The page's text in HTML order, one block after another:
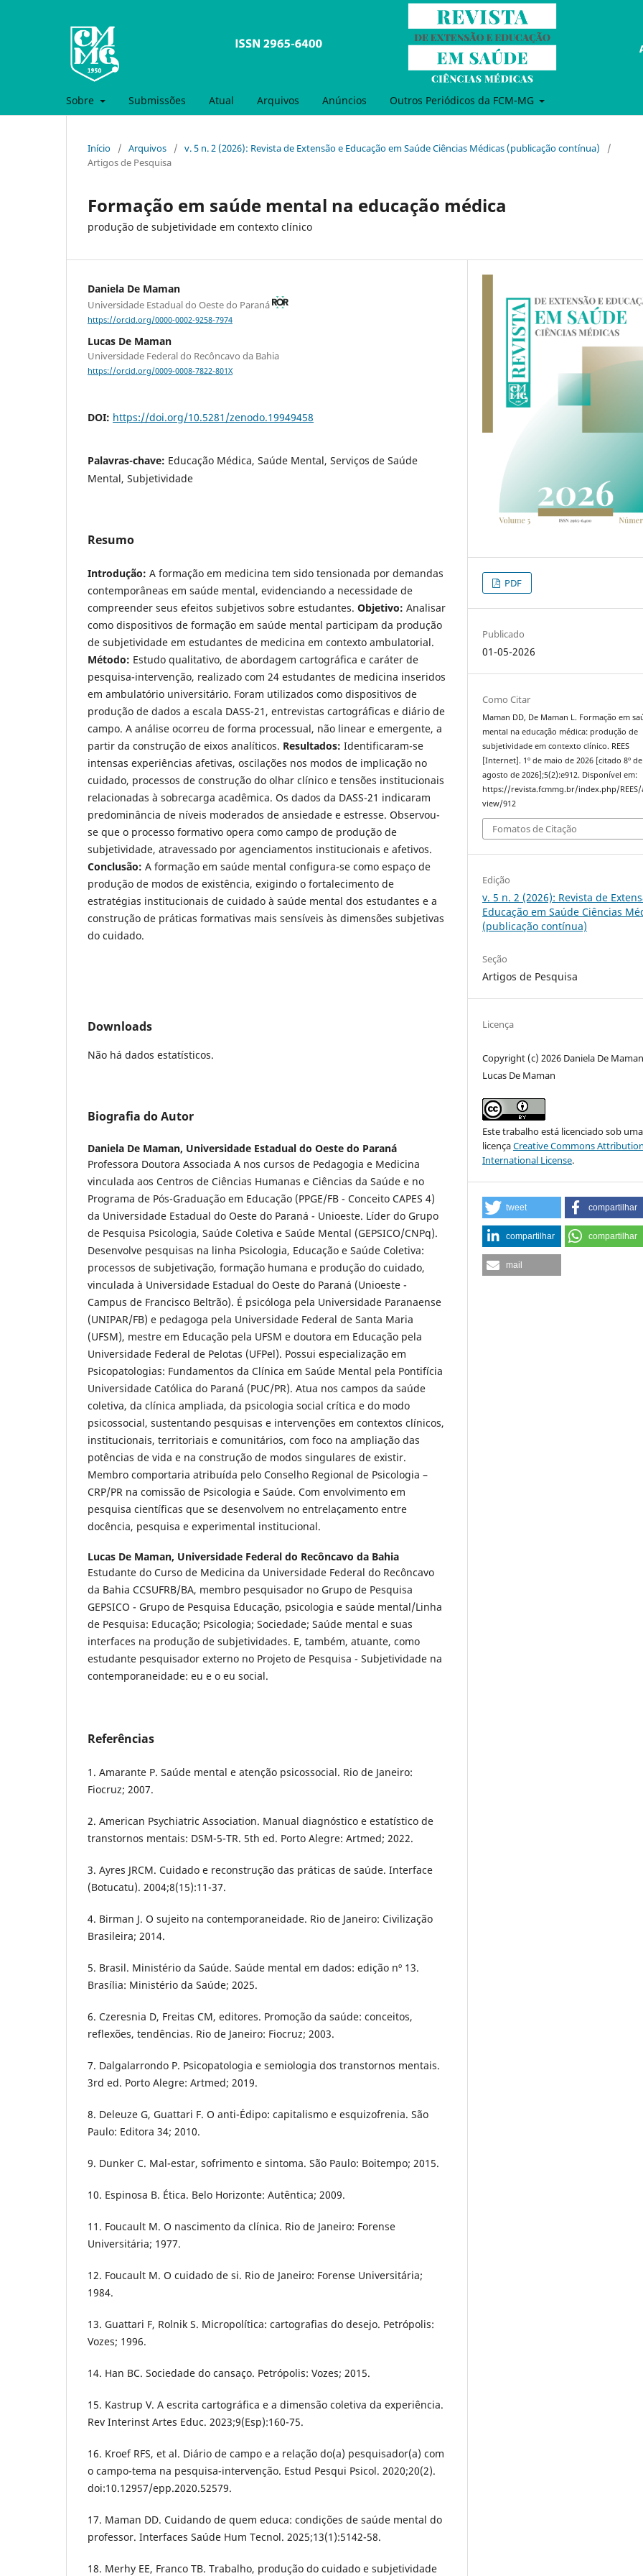
Sobre Submissões Atual Arquivos Anúncios Outros Periódicos da FCM-MG
Início / Arquivos / v. 5 n. 2 (2026): Revista de Extensão e Educação em Saúde Ciências Médicas (publicação contínua)
/
Artigos de Pesquisa
Formação em saúde mental na educação médica
produção de subjetividade em contexto clínico
Daniela De Maman
Universidade Estadual do Oeste do Paraná
https://orcid.org/0000-0002-9258-7974
Lucas De Maman
Universidade Federal do Recôncavo da Bahia
https://orcid.org/0009-0008-7822-801X
DOI: https://doi.org/10.5281/zenodo.19949458
Palavras-chave: Educação Médica, Saúde Mental, Serviços de Saúde
Mental, Subjetividade
Resumo
Introdução: A formação em medicina tem sido tensionada por demandas
contemporâneas em saúde mental, evidenciando a necessidade de
compreender seus efeitos subjetivos sobre estudantes. Objetivo: Analisar
como dispositivos de formação em saúde mental participam da produção
de subjetividade em estudantes de medicina em contexto ambulatorial.
Método: Estudo qualitativo, de abordagem cartográfica e caráter de
pesquisa-intervenção, realizado com 24 estudantes de medicina inseridos
em ambulatório universitário. Foram utilizados como dispositivos de
produção de dados a escala DASS-21, entrevistas cartográficas e diário de
campo. A análise ocorreu de forma processual, não linear e emergente, a
partir da construção de eixos analíticos. Resultados: Identificaram-se
intensas experiências afetivas, oscilações nos modos de implicação no
cuidado, processos de construção do olhar clínico e tensões institucionais
relacionadas à sobrecarga acadêmica. Os dados da DASS-21 indicaram
predominância de níveis moderados de ansiedade e estresse. Observou-
se que o processo formativo opera como campo de produção de
subjetividade, atravessado por agenciamentos institucionais e afetivos.
Conclusão: A formação em saúde mental configura-se como espaço de
produção de modos de existência, exigindo o fortalecimento de
estratégias institucionais de cuidado à saúde mental dos estudantes e a
construção de práticas formativas mais sensíveis às dimensões subjetivas
do cuidado.
Downloads
Não há dados estatísticos.
Biografia do Autor
Daniela De Maman, Universidade Estadual do Oeste do Paraná
Professora Doutora Associada A nos cursos de Pedagogia e Medicina
vinculada aos Centros de Ciências Humanas e Ciências da Saúde e no
Programa de Pós-Graduação em Educação (PPGE/FB - Conceito CAPES 4)
da Universidade Estadual do Oeste do Paraná - Unioeste. Líder do Grupo
de Pesquisa Psicologia, Saúde Coletiva e Saúde Mental (GEPSICO/CNPq).
Desenvolve pesquisas na linha Psicologia, Educação e Saúde Coletiva:
processos de subjetivação, formação humana e produção do cuidado,
vinculada à Universidade Estadual do Oeste do Paraná (Unioeste -
Campus de Francisco Beltrão). É psicóloga pela Universidade Paranaense
(UNIPAR/FB) e pedagoga pela Universidade Federal de Santa Maria
(UFSM), mestre em Educação pela UFSM e doutora em Educação pela
Universidade Federal de Pelotas (UFPel). Possui especialização em
Psicopatologias: Fundamentos da Clínica em Saúde Mental pela Pontifícia
Universidade Católica do Paraná (PUC/PR). Atua nos campos da saúde
coletiva, da clínica ampliada, da psicologia social crítica e do modo
psicossocial, sustentando pesquisas e intervenções em contextos clínicos,
institucionais, territoriais e comunitários, com foco na ampliação das
potências de vida e na construção de modos singulares de existir.
Membro comportaria atribuída pelo Conselho Regional de Psicologia –
CRP/PR na comissão de Psicologia e Saúde. Com envolvimento em
pesquisa científicas que se desenvolvem no entrelaçamento entre
docência, pesquisa e experimental institucional.
Lucas De Maman, Universidade Federal do Recôncavo da Bahia
Estudante do Curso de Medicina da Universidade Federal do Recôncavo
da Bahia CCSUFRB/BA, membro pesquisador no Grupo de Pesquisa
GEPSICO - Grupo de Pesquisa Educação, psicologia e saúde mental/Linha
de Pesquisa: Educação; Psicologia; Sociedade; Saúde mental e suas
interfaces na produção de subjetividades. E, também, atuante, como
estudante pesquisador externo no Projeto de Pesquisa - Subjetividade na
contemporaneidade: eu e o eu social.
Referências
1. Amarante P. Saúde mental e atenção psicossocial. Rio de Janeiro:
Fiocruz; 2007.
2. American Psychiatric Association. Manual diagnóstico e estatístico de
transtornos mentais: DSM-5-TR. 5th ed. Porto Alegre: Artmed; 2022.
3. Ayres JRCM. Cuidado e reconstrução das práticas de saúde. Interface
(Botucatu). 2004;8(15):11-37.
4. Birman J. O sujeito na contemporaneidade. Rio de Janeiro: Civilização
Brasileira; 2014.
5. Brasil. Ministério da Saúde. Saúde mental em dados: edição nº 13.
Brasília: Ministério da Saúde; 2025.
6. Czeresnia D, Freitas CM, editores. Promoção da saúde: conceitos,
reflexões, tendências. Rio de Janeiro: Fiocruz; 2003.
7. Dalgalarrondo P. Psicopatologia e semiologia dos transtornos mentais.
3rd ed. Porto Alegre: Artmed; 2019.
8. Deleuze G, Guattari F. O anti-Édipo: capitalismo e esquizofrenia. São
Paulo: Editora 34; 2010.
9. Dunker C. Mal-estar, sofrimento e sintoma. São Paulo: Boitempo; 2015.
10. Espinosa B. Ética. Belo Horizonte: Autêntica; 2009.
11. Foucault M. O nascimento da clínica. Rio de Janeiro: Forense
Universitária; 1977.
12. Foucault M. O cuidado de si. Rio de Janeiro: Forense Universitária;
1984.
13. Guattari F, Rolnik S. Micropolítica: cartografias do desejo. Petrópolis:
Vozes; 1996.
14. Han BC. Sociedade do cansaço. Petrópolis: Vozes; 2015.
15. Kastrup V. A escrita cartográfica e a dimensão coletiva da experiência.
Rev Interinst Artes Educ. 2023;9(Esp):160-75.
16. Kroef RFS, et al. Diário de campo e a relação do(a) pesquisador(a) com
o campo-tema na pesquisa-intervenção. Estud Pesqui Psicol. 2020;20(2).
doi:10.12957/epp.2020.52579.
17. Maman DD. Cuidando de quem educa: condições de saúde mental do
professor. Interfaces Saúde Hum Tecnol. 2025;13(1):5142-58.
18. Merhy EE, Franco TB. Trabalho, produção do cuidado e subjetividade
PDF
Publicado
01-05-2026
Como Citar
Maman DD, De Maman L. Formação em
mental na educação médica: produção de
subjetividade em contexto clínico. REES
[Internet]. 1º de maio de 2026 [citado 8º de
agosto de 2026];5(2):e912. Disponível em:
https://revista.fcmmg.br/index.php/
view/912
Fomatos de Citação
Edição
v. 5 n. 2 (2026): Revista de
Educação em Saúde Ciências
(publicação contínua)
Seção
Artigos de Pesquisa
Licença
Copyright (c) 2026 Daniela De
Lucas De Maman
Este trabalho está licenciado sob uma
licençaCreative Commons
International License.
tweet compartilhar
compartilhar compartilhar
mail